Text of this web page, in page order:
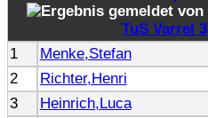
TuS Varrel 3
1 Menke,Stefan
2
Richter,Henri
3
Heinrich,Luca